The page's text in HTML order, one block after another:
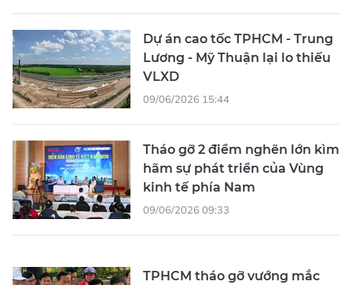
Dự án cao tốc TPHCM - Trung
Lương - Mỹ Thuận lại lo thiếu
VLXD
09/06/2026 15:44
Tháo gỡ 2 điểm nghẽn lớn kìm
hãm sự phát triển của Vùng
kinh tế phía Nam
09/06/2026 09:33
TPHCM tháo gỡ vướng mắc